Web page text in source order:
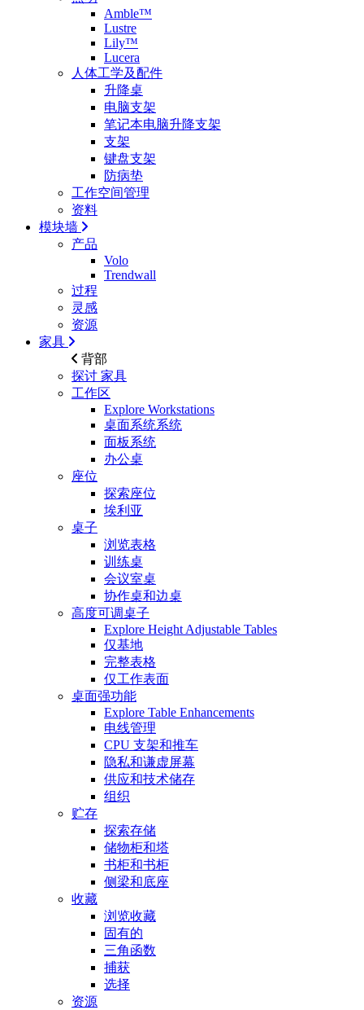
Amble™
Lustre
Lily™
Lucera
人体工学及配件
升降桌
电脑支架
笔记本电脑升降支架
支架
键盘支架
防病垫
工作空间管理
资料
模块墙
产品
Volo
Trendwall
过程
灵感
资源
家具
背部
探讨 家具
工作区
Explore Workstations
桌面系统系统
面板系统
办公桌
座位
探索座位
埃利亚
桌子
浏览表格
训练桌
会议室桌
协作桌和边桌
高度可调桌子
Explore Height Adjustable Tables
仅基地
完整表格
仅工作表面
桌面强功能
Explore Table Enhancements
电线管理
CPU 支架和推车
隐私和谦虚屏幕
供应和技术储存
组织
贮存
探索存储
储物柜和塔
书柜和书柜
侧梁和底座
收藏
浏览收藏
固有的
三角函数
捕获
选择
资源